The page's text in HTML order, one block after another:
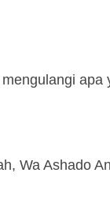
apa
Wa Ashado